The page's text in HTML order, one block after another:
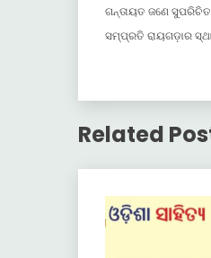
ଗନ୍ତାୟତ ଜଣେ
ସମ୍ପ୍ରତି ରାୟଗଡ଼ାର
Related